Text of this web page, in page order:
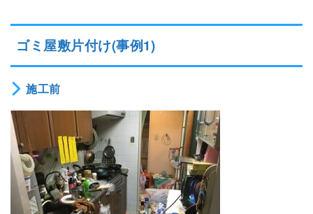
ゴミ屋敷片付け(事例1)
施工前